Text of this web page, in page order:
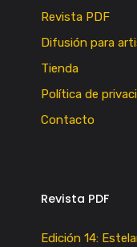
Revista PDF
Difusión para
Tienda
Política de
Contacto
Revista PDF
Edición 14: